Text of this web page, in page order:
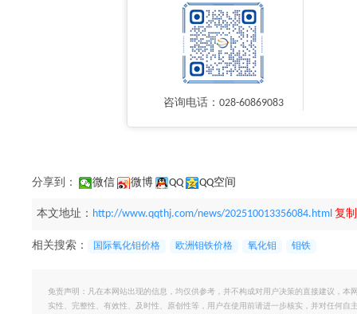
咨询电话：028-60869083
分享到： 微信 微博 QQ QQ空间
本文地址： http://www.qqthj.com/news/202510013356084.html 复
相关搜索： 国际氧化钼价格 欧洲钼铁价格 氧化钼 钼铁
免责声明：凡在本网站出现的信息，均仅供参考，并不构成对用户决策的直接建议，
实性、完整性、有效性、及时性、原创性等，用户在使用前请进一步核实，并对任何